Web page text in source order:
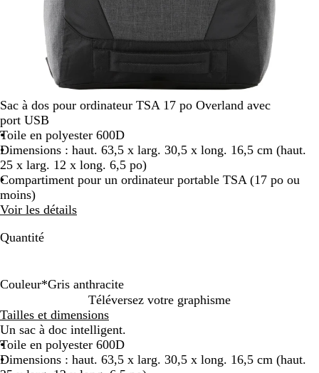
Sac à dos pour ordinateur TSA 17 po Overland avec
port USB
Toile en polyester 600D
Dimensions : haut. 63,5 x larg. 30,5 x long. 16,5 cm (haut.
25 x larg. 12 x long. 6,5 po)
Compartiment pour un ordinateur portable TSA (17 po ou
moins)
Voir les détails
Quantité
Couleur*Gris anthracite
r
i
s
a
r
i
s
Téléversez votre graphisme
Tailles et dimensions
Un sac à doc intelligent.
Toile en polyester 600D
Dimensions : haut. 63,5 x larg. 30,5 x long. 16,5 cm (haut.